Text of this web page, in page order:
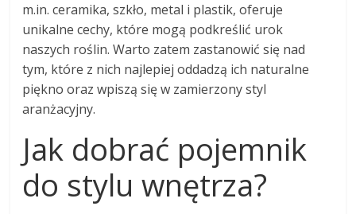
m.in. ceramika, szkło, metal i plastik, oferuje
unikalne cechy, które mogą podkreślić urok
naszych roślin. Warto zatem zastanowić się nad
tym, które z nich najlepiej oddadzą ich naturalne
piękno oraz wpiszą się w zamierzony styl
aranżacyjny.
Jak dobrać pojemnik
do stylu wnętrza?